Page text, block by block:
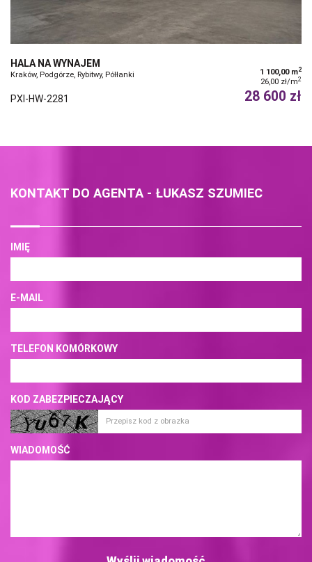
HALA NA WYNAJEM
Kraków, Podgórze, Rybitwy, Półłanki 1 100,00 m2
26,00 zł/m2
PXI-HW-2281 28 600 zł
KONTAKT DO AGENTA - ŁUKASZ SZUMIEC
IMIĘ
E-MAIL
TELEFON KOMÓRKOWY
KOD ZABEZPIECZAJĄCY
WIADOMOŚĆ